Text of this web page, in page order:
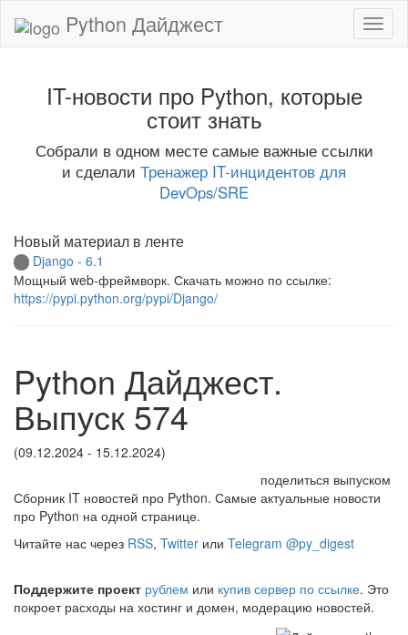
Python Дайджест
IT-новости про Python, которые
стоит знать
Собрали в одном месте самые важные ссылки
и сделали Тренажер IT-инцидентов для
DevOps/SRE
Новый материал в ленте
Django - 6.1
Мощный web-фреймворк. Скачать можно по ссылке:
https://pypi.python.org/pypi/Django/
Python Дайджест.
Выпуск 574
(09.12.2024 - 15.12.2024)
поделиться выпуском
Сборник IT новостей про Python. Самые актуальные новости
про Python на одной странице.
Читайте нас через RSS, Twitter или Telegram @py_digest
Поддержите проект рублем или купив сервер по ссылке. Это
покроет расходы на хостинг и домен, модерацию новостей.